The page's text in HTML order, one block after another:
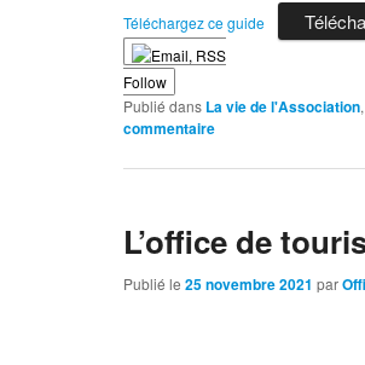
Téléchargez ce guide
Follow
Publié dans La vie de l'Association,
commentaire
L’office de
Publié le25 novembre 2021 par